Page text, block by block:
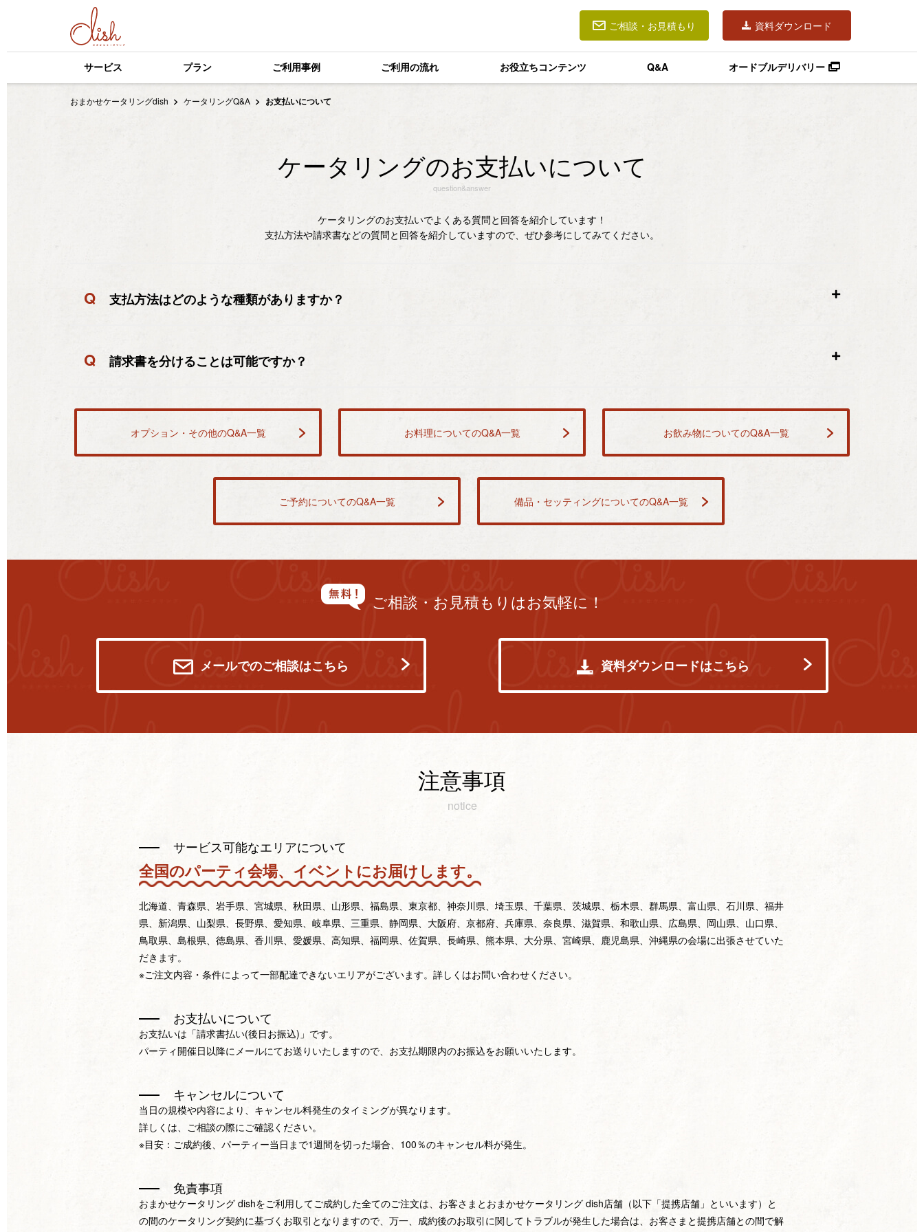
ご相談・お見積もり 資料ダウンロード
サービス プラン ご利用事例 ご利用の流れ お役立ちコンテンツ Q&A オードブルデリバリー
おまかせケータリングdish ケータリングQ&A お支払いについて
ケータリングのお支払いについて
question&answer
ケータリングのお支払いでよくある質問と回答を紹介しています！
支払方法や請求書などの質問と回答を紹介していますので、ぜひ参考にしてみてください。
Q 支払方法はどのような種類がありますか？
Q 請求書を分けることは可能ですか？
オプション・その他のQ&A一覧 お料理についてのQ&A一覧 お飲み物についてのQ&A一覧
ご予約についてのQ&A一覧 備品・セッティングについてのQ&A一覧
ご相談・お見積もりはお気軽に！
メールでのご相談はこちら 資料ダウンロードはこちら
注意事項
notice
サービス可能なエリアについて
全国のパーティ会場、イベントにお届けします。
北海道、青森県、岩手県、宮城県、秋田県、山形県、福島県、東京都、神奈川県、埼玉県、千葉県、茨城県、栃木県、群馬県、富山県、石川県、福井
県、新潟県、山梨県、長野県、愛知県、岐阜県、三重県、静岡県、大阪府、京都府、兵庫県、奈良県、滋賀県、和歌山県、広島県、岡山県、山口県、
鳥取県、島根県、徳島県、香川県、愛媛県、高知県、福岡県、佐賀県、長崎県、熊本県、大分県、宮崎県、鹿児島県、沖縄県の会場に出張させていた
だきます。
※ご注文内容・条件によって一部配達できないエリアがございます。詳しくはお問い合わせください。
お支払いについて
お支払いは「請求書払い(後日お振込)」です。
パーティ開催日以降にメールにてお送りいたしますので、お支払期限内のお振込をお願いいたします。
キャンセルについて
当日の規模や内容により、キャンセル料発生のタイミングが異なります。
詳しくは、ご相談の際にご確認ください。
※目安：ご成約後、パーティー当日まで1週間を切った場合、100％のキャンセル料が発生。
免責事項
おまかせケータリング dishをご利用してご成約した全てのご注文は、お客さまとおまかせケータリング dish店舗（以下「提携店舗」といいます）と
の間のケータリング契約に基づくお取引となりますので、万一、成約後のお取引に関してトラブルが発生した場合は、お客さまと提携店舗との間で解